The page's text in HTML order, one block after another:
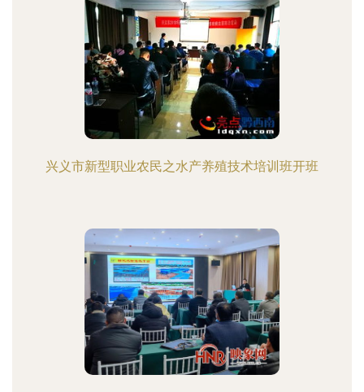
兴义市新型职业农民之水产养殖技术培训班开班